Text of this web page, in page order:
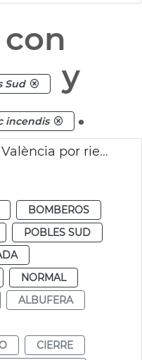
Sud
y
incendis .
Cierre Devesa El Saler València por riesgo incendios
BOMBEROS
POBLES SUD
NORMAL
ALBUFERA
CIERRE